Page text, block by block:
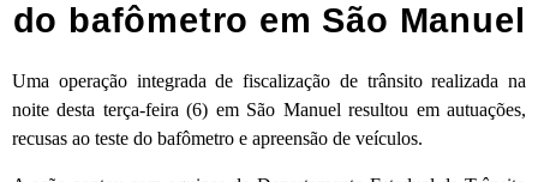
do bafômetro em São Manuel
Uma operação integrada de fiscalização de trânsito realizada na
noite desta terça-feira (6) em São Manuel resultou em autuações,
recusas ao teste do bafômetro e apreensão de veículos.